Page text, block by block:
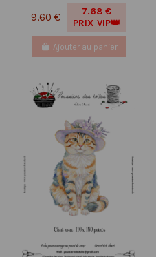
9,60 €
7.68 €
PRIX VIP👑
Ajouter au panier